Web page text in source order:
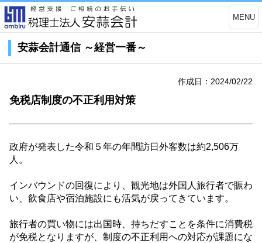
MENU
安蒜会計通信 ～経営一番～
作成日：2024/02/22
免税店制度の不正利用対策
政府が発表した令和５年の年間訪日外客数は約2,506万
人。
インバウンドの回復により、観光地は外国人旅行者で賑わ
い、飲食店や宿泊施設にも活気が戻ってきています。
旅行者の買い物には出国時、持ちだすことを条件に消費税
が免税となりますが、制度の不正利用への対応が課題にな